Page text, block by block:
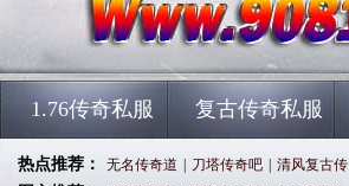
1.76传奇私服 复古传奇私服
热点推荐： 无名传奇道 刀塔传奇吧 清风复古传